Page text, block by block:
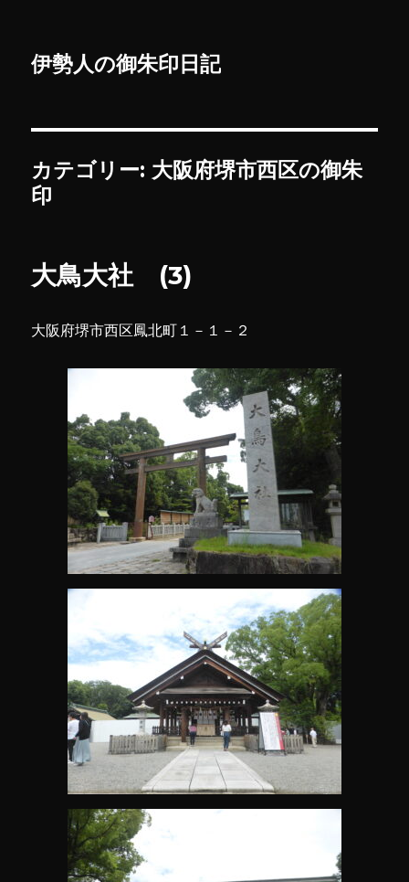
伊勢人の御朱印日記
カテゴリー: 大阪府堺市西区の御朱
印
大鳥大社 (3)
大阪府堺市西区鳳北町１－１－２